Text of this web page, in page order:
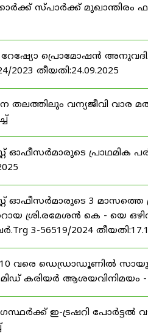
സ്പാർക്ക് മുഖാന്തിരം
പ്രൊമോഷൻ
തീയതി:24.09.2025
തലത്തിലും വന്യജീവി വാര
ഓഫീസർമാരുടെ പ്രാഥമിക
ഓഫീസർമാരുടെ 3 മാസത്തെ
ശ്രി.രമേശൻ കെ - യെ
3-56519/2024
10 വരെ ഡെഡ്രാഡൂണിൽ
മിഡ് കരിയർ
ഇ-ട്രഷറി പോർട്ടൽ